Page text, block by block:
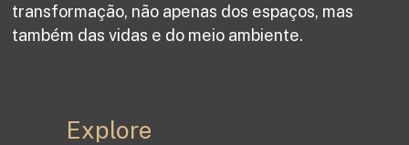
transformação, não apenas dos espaços, mas
também das vidas e do meio ambiente.
Explore